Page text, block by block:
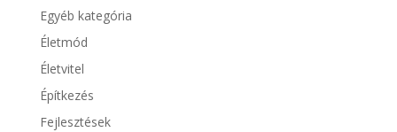
Egyéb kategória
Életmód
Életvitel
Építkezés
Fejlesztések